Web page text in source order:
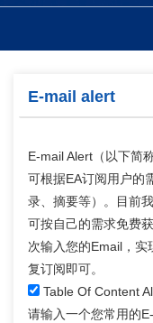
E-mail alert
E-mail Alert（以下简
可根据EA订阅用户的
录、摘要等）。目前
可按自己的需求免费
次输入您的Email，
复订阅即可。
Table Of Content
请输入一个您常用的